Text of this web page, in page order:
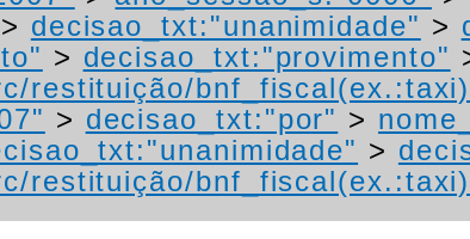
> decisao_txt:"unanimidade" >
> decisao_txt:"provimento"
restituição/
> decisao_txt:"por" >
>
restituição/